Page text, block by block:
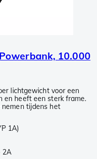
10.000
lichtgewicht voor een
en heeft een sterk frame.
nemen tijdens het
1A)
2A